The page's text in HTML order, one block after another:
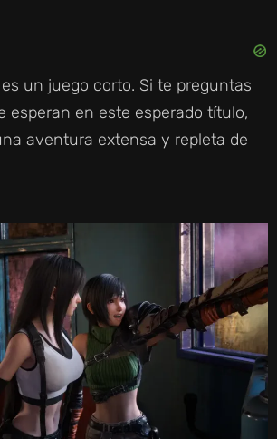
un juego corto. Si te preguntas
esperan en este esperado título,
aventura extensa y repleta de